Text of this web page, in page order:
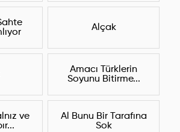
Alçak
Amacı Türklerin
Soyunu Bitirme...
ve
Al Bunu Bir Tarafına
Sok